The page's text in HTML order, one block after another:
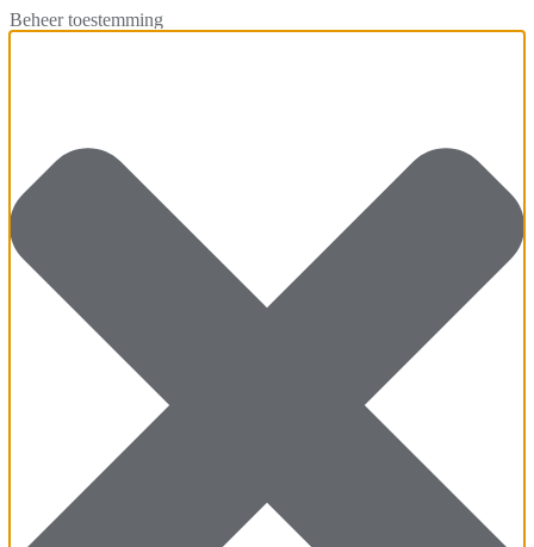
Beheer toestemming